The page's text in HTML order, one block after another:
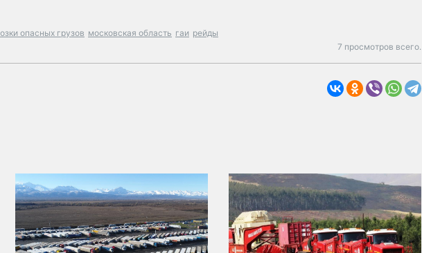
опасных грузов московская область гаи рейды
7 просмотров всего.